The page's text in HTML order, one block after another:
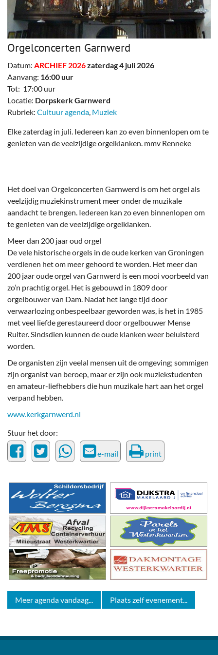
Orgelconcerten Garnwerd
Datum: ARCHIEF 2026zaterdag 4 juli 2026
Aanvang: 16:00 uur
Tot: 17:00 uur
Locatie: Dorpskerk Garnwerd
Rubriek: Cultuur agenda, Muziek
Elke zaterdag in juli. Iedereen kan zo even binnenlopen om te
genieten van de veelzijdige orgelklanken. mmv Renneke
Het doel van Orgelconcerten Garnwerd is om het orgel als
veelzijdig muziekinstrument meer onder de muzikale
aandacht te brengen. Iedereen kan zo even binnenlopen om
te genieten van de veelzijdige orgelklanken.
Meer dan 200 jaar oud orgel
De vele historische orgels in de oude kerken van Groningen
verdienen het om meer gehoord te worden. Het meer dan
200 jaar oude orgel van Garnwerd is een mooi voorbeeld van
zo’n prachtig orgel. Het is gebouwd in 1809 door
orgelbouwer van Dam. Nadat het lange tijd door
verwaarlozing onbespeelbaar geworden was, is het in 1985
met veel liefde gerestaureerd door orgelbouwer Mense
Ruiter. Sindsdien kunnen de oude klanken weer beluisterd
worden.
De organisten zijn veelal mensen uit de omgeving; sommigen
zijn organist van beroep, maar er zijn ook muziekstudenten
en amateur-liefhebbers die hun muzikale hart aan het orgel
verpand hebben.
www.kerkgarnwerd.nl
Stuur het door:
e-mail print
Meer agenda vandaag... Plaats zelf evenement...